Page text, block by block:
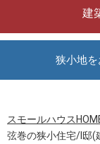
建
狭小地
スモールハウス
弦巻の狭小住宅/I邸(